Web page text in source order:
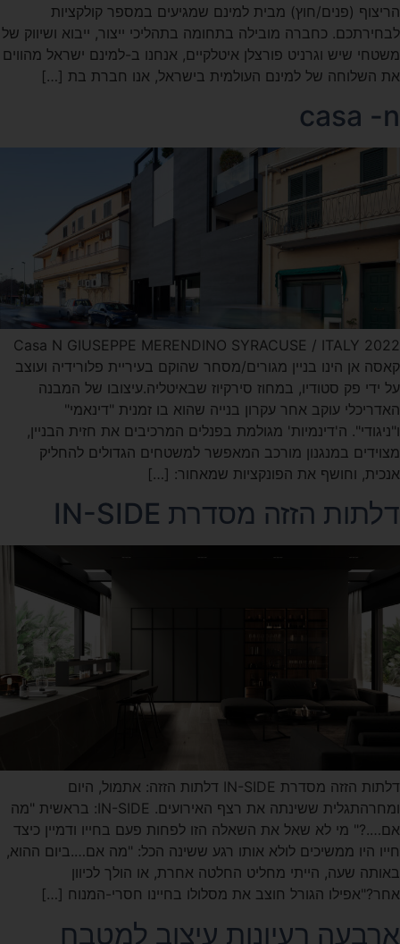
הריצוף (פנים/חוץ) מבית למינם שמגיעים במספר קולקציות
לבחירתכם. כחברה מובילה בתחומה בתהליכי ייצור, ייבוא ושיווק של
משטחי שיש וגרניט פורצלן איטלקיים, אנחנו ב-למינם ישראל מהווים
את השלוחה של למינם העולמית בישראל, אנו חברת בת […]
casa -n
קאסה אן הינו בניין מגורים/מסחר שהוקם בעיריית פלורידיה ועוצב
על ידי פק סטודיו, במחוז סירקיוז שבאיטליה.עיצובו של המבנה
האדריכלי עוקב אחר עקרון בנייה שהוא בו זמנית "דינאמי"
ו"ניגודי". ה'דינמיות' מגולמת בפנלים המרכיבים את חזית הבניין,
מצוידים במנגנון מורכב המאפשר למשטחים הגדולים להחליק
אנכית, וחושף את הפונקציות שמאחור: […]
דלתות הזזה מסדרת IN-SIDE
דלתות הזזה מסדרת IN-SIDE דלתות הזזה: אתמול, היום
ומחרהתגלית ששינתה את רצף האירועים. IN-SIDE: בראשית "מה
אם….?" מי לא שאל את השאלה הזו לפחות פעם בחייו ודמיין כיצד
חייו היו ממשיכים לולא אותו רגע ששינה הכל: "מה אם….ביום ההוא,
באותה שעה, הייתי מחליט החלטה אחרת, או הולך לכיוון
אחר?"אפילו הגורל חוצב את מסלולו בחיינו חסרי-המנוח […]
ארבעה רעיונות עיצוב למטבח